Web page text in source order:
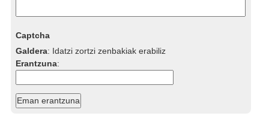
Captcha
Galdera: Idatzi zortzi zenbakiak erabiliz
Erantzuna: